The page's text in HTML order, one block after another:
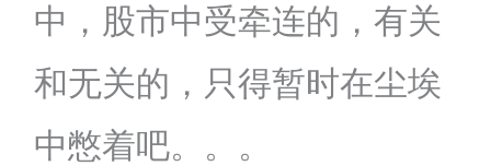
中，股市中受牵连的，有关
和无关的，只得暂时在尘埃
中憋着吧。。。